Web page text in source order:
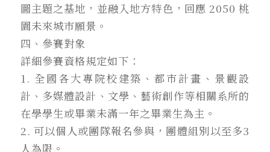
圖主題之基地，並融入地方特色，回應 2050 桃
園未來城市願景。
四、參賽對象
詳細參賽資格規定如下：
1. 全國各大專院校建築、都市計畫、景觀設
計、多媒體設計、文學、藝術創作等相關系所的
在學學生或畢業未滿一年之畢業生為主。
2. 可以個人或團隊報名參與，團體組別以至多3
人為限。